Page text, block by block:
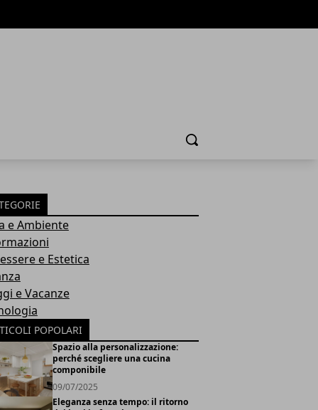
Cerca
e Ambiente
e Estetica
e Vacanze
POPOLARI
Spazio alla personalizzazione:
perché scegliere una cucina
componibile
09/07/2025
Eleganza senza tempo: il ritorno